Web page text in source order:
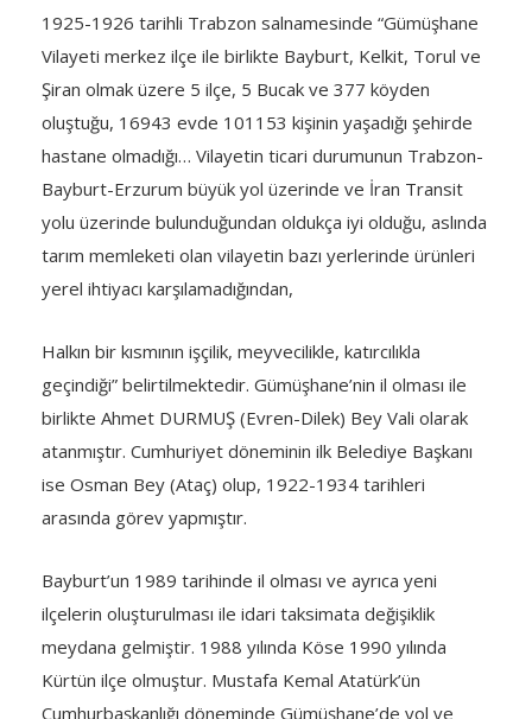
1925-1926 tarihli Trabzon salnamesinde “Gümüşhane
Vilayeti merkez ilçe ile birlikte Bayburt, Kelkit, Torul ve
Şiran olmak üzere 5 ilçe, 5 Bucak ve 377 köyden
oluştuğu, 16943 evde 101153 kişinin yaşadığı şehirde
hastane olmadığı… Vilayetin ticari durumunun Trabzon-
Bayburt-Erzurum büyük yol üzerinde ve İran Transit
yolu üzerinde bulunduğundan oldukça iyi olduğu, aslında
tarım memleketi olan vilayetin bazı yerlerinde ürünleri
yerel ihtiyacı karşılamadığından,
Halkın bir kısmının işçilik, meyvecilikle, katırcılıkla
geçindiği” belirtilmektedir. Gümüşhane’nin il olması ile
birlikte Ahmet DURMUŞ (Evren-Dilek) Bey Vali olarak
atanmıştır. Cumhuriyet döneminin ilk Belediye Başkanı
ise Osman Bey (Ataç) olup, 1922-1934 tarihleri
arasında görev yapmıştır.
Bayburt’un 1989 tarihinde il olması ve ayrıca yeni
ilçelerin oluşturulması ile idari taksimata değişiklik
meydana gelmiştir. 1988 yılında Köse 1990 yılında
Kürtün ilçe olmuştur. Mustafa Kemal Atatürk’ün
Cumhurbaşkanlığı döneminde Gümüşhane’de yol ve